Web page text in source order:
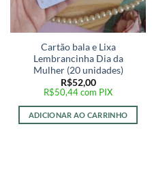
Cartão bala e Lixa
Lembrancinha Dia da
Mulher (20 unidades)
R$52,00
R$50,44com PIX
ADICIONAR AO CARRINHO